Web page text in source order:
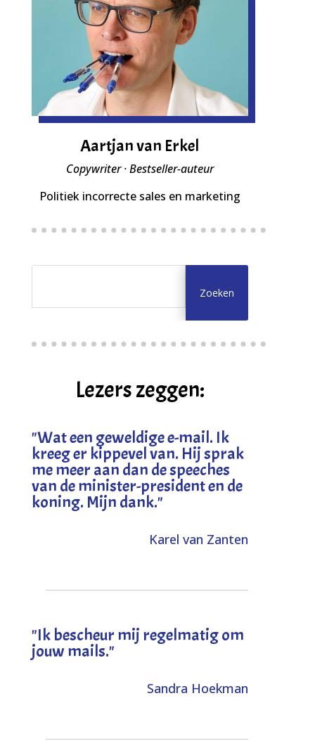
Aartjan van Erkel
Copywriter · Bestseller-auteur
Politiek incorrecte sales en marketing
Lezers zeggen:
"Wat een geweldige e-mail. Ik
kreeg er kippevel van. Hij sprak
me meer aan dan de speeches
van de minister-president en de
koning. Mijn dank."
Karel van Zanten
"Ik bescheur mij regelmatig om
jouw mails."
Sandra Hoekman